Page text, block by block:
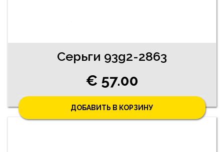
Серьги 93g2-2863
€ 57.00
ДОБАВИТЬ В КОРЗИНУ